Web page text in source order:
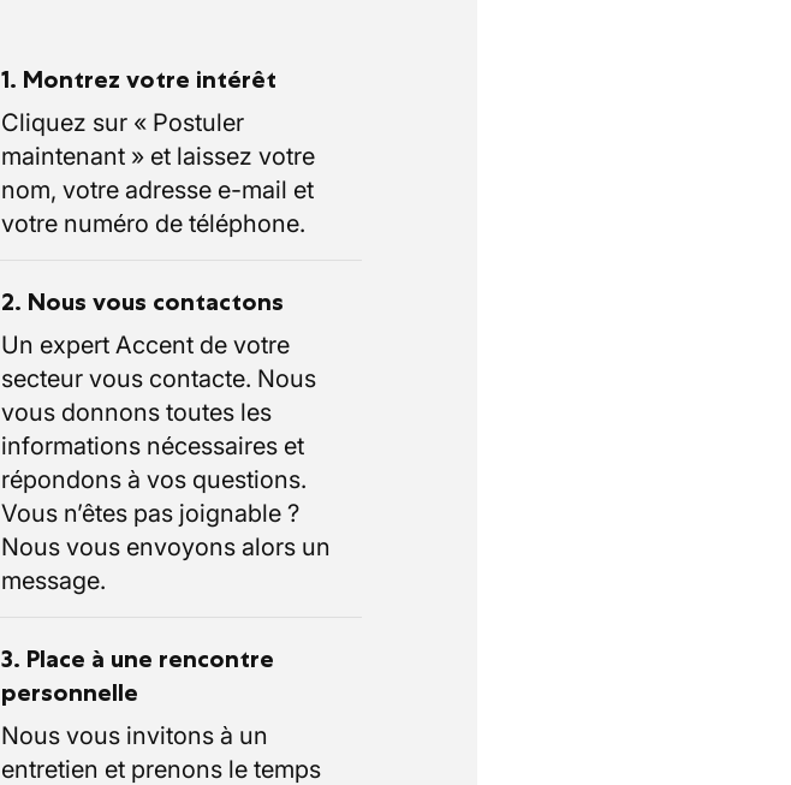
1. Montrez votre intérêt
Cliquez sur « Postuler
maintenant » et laissez votre
nom, votre adresse e-mail et
votre numéro de téléphone.
2. Nous vous contactons
Un expert Accent de votre
secteur vous contacte. Nous
vous donnons toutes les
informations nécessaires et
répondons à vos questions.
Vous n’êtes pas joignable ?
Nous vous envoyons alors un
message.
3. Place à une rencontre
personnelle
Nous vous invitons à un
entretien et prenons le temps